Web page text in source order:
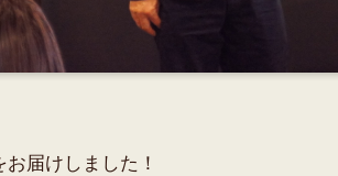
届けしました！